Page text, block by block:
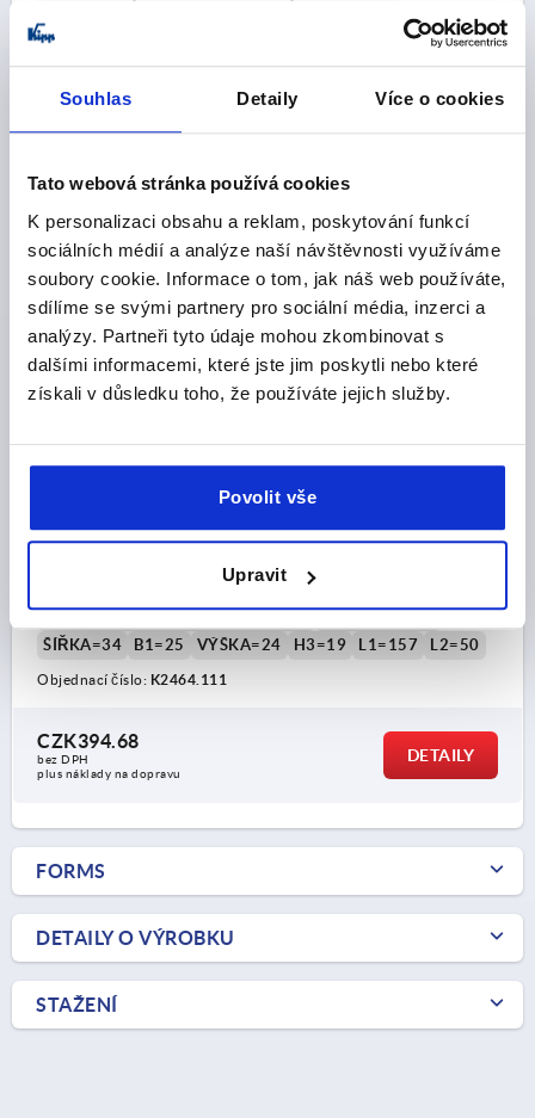
Souhlas Detaily Více o cookies
Tato webová stránka používá cookies
K personalizaci obsahu a reklam, poskytování funkcí
sociálních médií a analýze naší návštěvnosti využíváme
soubory cookie. Informace o tom, jak náš web používáte,
sdílíme se svými partnery pro sociální média, inzerci a
analýzy. Partneři tyto údaje mohou zkombinovat s
dalšími informacemi, které jste jim poskytli nebo které
získali v důsledku toho, že používáte jejich služby.
Povolit vše
Upravit
PROVEDENÍ 2=PRO PLOCHÉ TYČE
PROVEDENÍ=B
ŠÍŘKA=34
B1=25 VÝŠKA=24 H3=19 L1=157 L2=50
Objednací číslo:
bez DPH
plus náklady na dopravu
VÝKYVNÁ PÁKA S KRYTKOU, PRO PLOCHÉ TYČE,
PROV.:B BEZ PROFILOVÝCH VÁLEČKŮ, L2=50, B=34,
PROVEDENÍ 1=S KRYTKOU
DÉLKA=161,65
PROVEDENÍ 2=PRO PLOCHÉ TYČE
PROVEDENÍ=B
ŠÍŘKA=34
B1=25 VÝŠKA=24 H3=19 L1=157 L2=50
Objednací číslo: K2464.111
CZK394.68
bez DPH
plus náklady na dopravu
DETAILY
FORMS
DETAILY O VÝROBKU
STAŽENÍ